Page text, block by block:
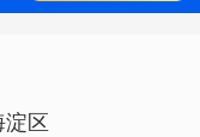
淀区